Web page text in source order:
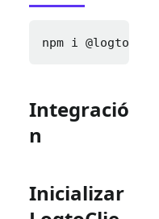
npm i @logto/next
Integració
n
Inicializar